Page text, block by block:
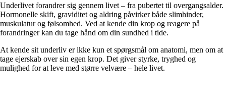
Underlivet forandrer sig gennem livet – fra pubertet til overgangsalder.
Hormonelle skift, graviditet og aldring påvirker både slimhinder,
muskulatur og følsomhed. Ved at kende din krop og reagere på
forandringer kan du tage hånd om din sundhed i tide.
At kende sit underliv er ikke kun et spørgsmål om anatomi, men om at
tage ejerskab over sin egen krop. Det giver styrke, tryghed og
mulighed for at leve med større velvære – hele livet.